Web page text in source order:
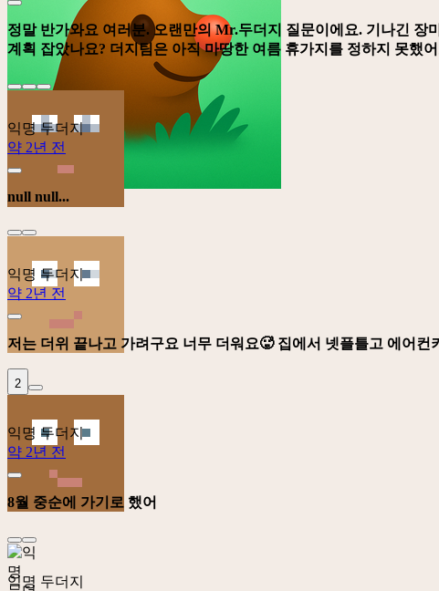
정말 반가와요 여러분. 오랜만의 Mr.두더지 질문이에요. 기나긴
계획 잡았나요? 더지팀은 아직 마땅한 여름 휴가지를 정하지 못했
익명 두더지
약 2년 전
null null...
익명 두더지
약 2년 전
저는 더위 끝나고 가려구요 너무 더워요🥵 집에서 넷플틀고 에어
2
익명 두더지
약 2년 전
8월 중순에 가기로 했어
익명 두더지